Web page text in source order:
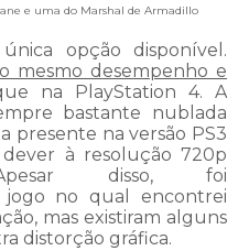
e uma do Marshal de Armadillo
opção disponível.
mesmo desempenho e
na PlayStation 4. A
bastante nublada
presente na versão PS3
à resolução 720p
disso, foi
no qual encontrei
mas existiram alguns
distorção gráfica.